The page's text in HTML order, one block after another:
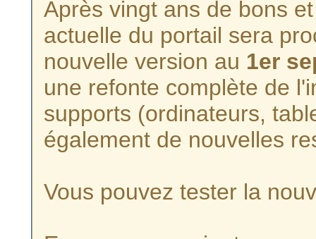
Après vingt ans de bons
actuelle du portail sera
nouvelle version au 1er
une refonte complète de
supports (ordinateurs,
également de nouvelles
Vous pouvez tester la